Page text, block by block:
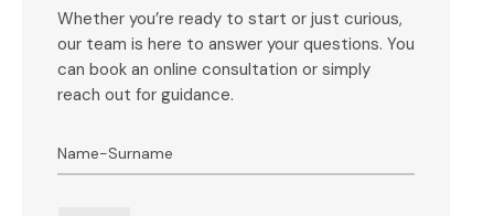
Whether you’re ready to start or just curious,
our team is here to answer your questions. You
can book an online consultation or simply
reach out for guidance.